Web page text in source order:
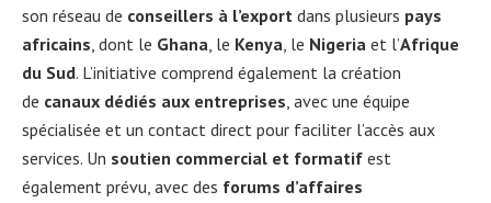
son réseau de conseillers à l’export dans plusieurs pays
africains, dont le Ghana, le Kenya, le Nigeria et l’Afrique
du Sud. L’initiative comprend également la création
de canaux dédiés aux entreprises, avec une équipe
spécialisée et un contact direct pour faciliter l’accès aux
services. Un soutien commercial et formatif est
également prévu, avec des forums d’affaires